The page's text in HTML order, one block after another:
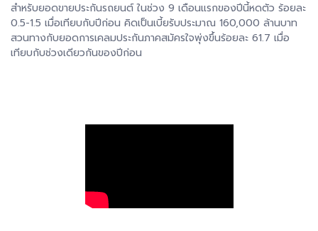
สำหรับยอดขายประกันรถยนต์ ในช่วง 9 เดือนแรกของปีนี้หดตัว ร้อยละ
0.5-1.5 เมื่อเทียบกับปีก่อน คิดเป็นเบี้ยรับประมาณ 160,000 ล้านบาท
สวนทางกับยอดการเคลมประกันภาคสมัครใจพุ่งขึ้นร้อยละ 61.7 เมื่อ
เทียบกับช่วงเดียวกันของปีก่อน